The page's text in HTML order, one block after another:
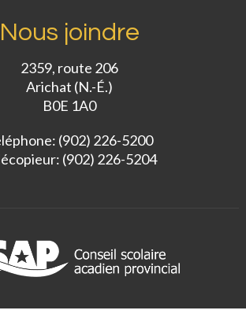
Nous joindre
2359, route 206
Arichat (N.-É.)
B0E 1A0
(902) 226-5200
(902) 226-5204